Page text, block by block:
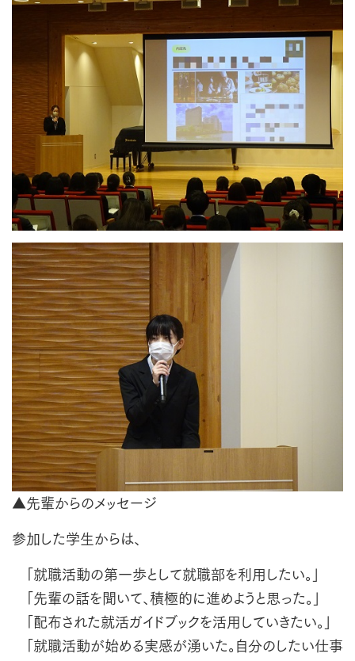
▲先輩からのメッセージ
参加した学生からは、
「就職活動の第一歩として就職部を利用したい。」
「先輩の話を聞いて、積極的に進めようと思った。」
「配布された就活ガイドブックを活用していきたい。」
「就職活動が始める実感が湧いた。自分のしたい仕事